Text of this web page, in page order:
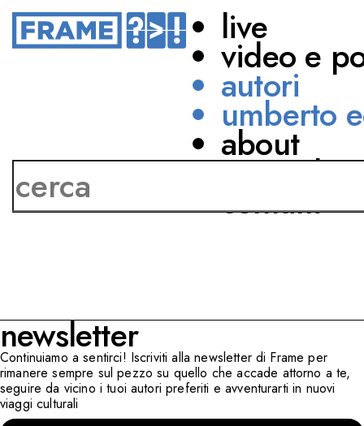
live
video e
autori
umberto
about
network
contatti
Rita Cersosimo
newsletter
Continuiamo a sentirci! Iscriviti alla newsletter di Frame per
rimanere sempre sul pezzo su quello che accade attorno a te,
seguire da vicino i tuoi autori preferiti e avventurarti in nuovi
viaggi culturali